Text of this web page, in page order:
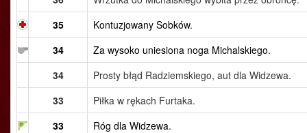
35
Kontuzjowany Sobków.
34
Za wysoko uniesiona noga Michalskiego.
34
Prosty błąd Radziemskiego, aut dla Widzewa.
33
Piłka w rękach Furtaka.
33
Róg dla Widzewa.